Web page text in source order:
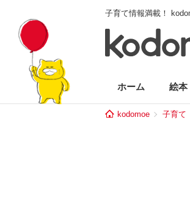
子育て情報満載！
ホーム 絵本
kodomoe 子育て